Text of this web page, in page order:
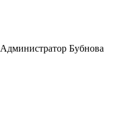
Администратор Бубнова